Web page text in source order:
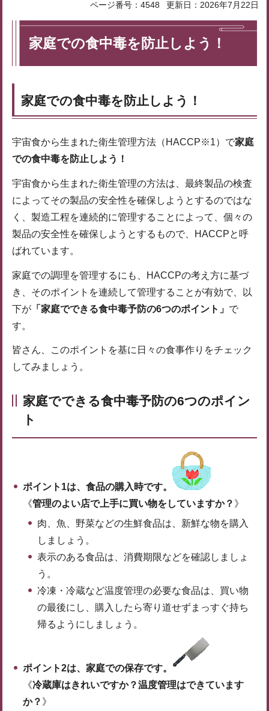
ページ番号：4548 更新日：2026年7月22日
家庭での食中毒を防止しよう！
家庭での食中毒を防止しよう！
宇宙食から生まれた衛生管理方法（HACCP※1）で家庭
での食中毒を防止しよう！
宇宙食から生まれた衛生管理の方法は、最終製品の検査
によってその製品の安全性を確保しようとするのではな
く、製造工程を連続的に管理することによって、個々の
製品の安全性を確保しようとするもので、HACCPと呼
ばれています。
家庭での調理を管理するにも、HACCPの考え方に基づ
き、そのポイントを連続して管理することが有効で、以
下が 「家庭でできる食中毒予防の6つのポイント」 で
す。
皆さん、このポイントを基に日々の食事作りをチェック
してみましょう。
家庭でできる食中毒予防の6つのポイン
ト
ポイント1は、食品の購入時です。
《管理のよい店で上手に買い物をしていますか？ 》
肉、魚、野菜などの生鮮食品は、新鮮な物を購入
しましょう。
表示のある食品は、消費期限などを確認しましょ
う。
冷凍・冷蔵など温度管理の必要な食品は、買い物
の最後にし、購入したら寄り道せずまっすぐ持ち
帰るようにしましょう。
ポイント2は、家庭での保存です。
《冷蔵庫はきれいですか？温度管理はできています
か？ 》